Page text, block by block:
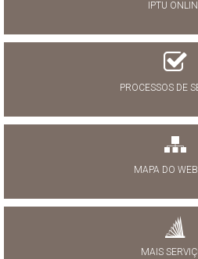
IPTU
PROCESSOS DE
MAPA DO
MAIS